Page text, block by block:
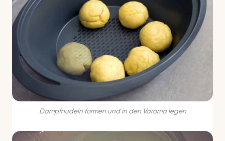
Dampfnudeln formen und in den Varomalegen